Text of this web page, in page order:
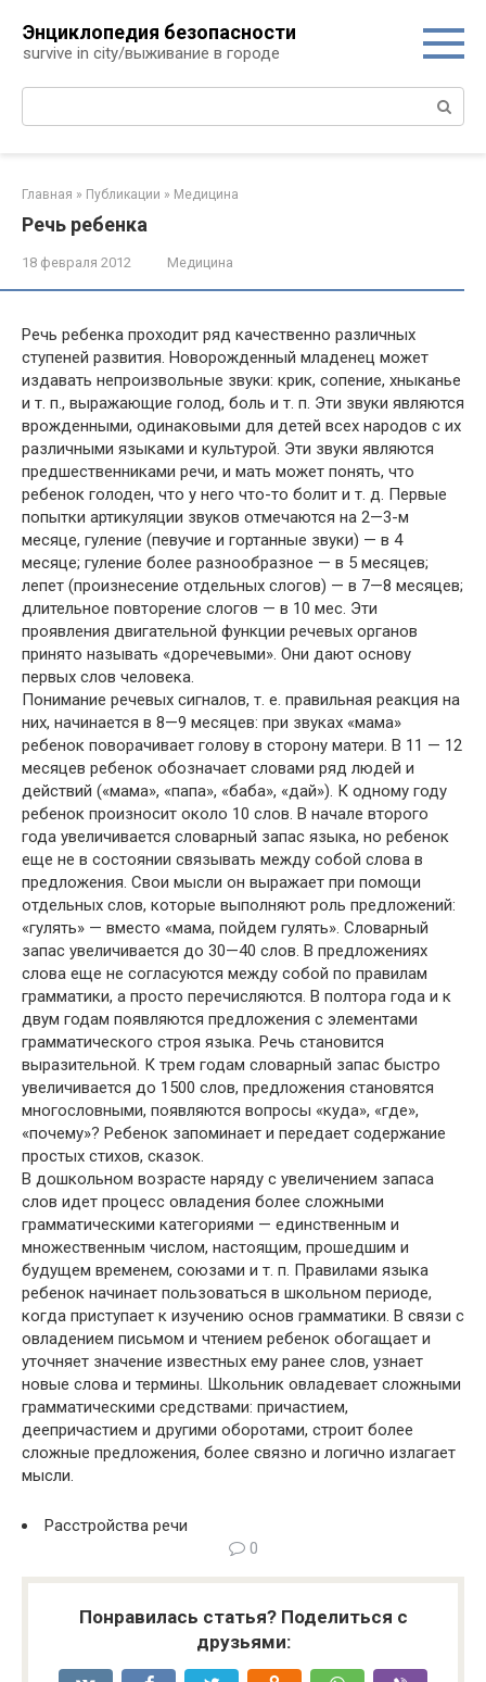
контенту
Энциклопедия безопасности
survive in city/выживание в городе
Поиск:
Главная » Публикации » Медицина
Речь ребенка
18 февраля 2012 Медицина
Речь ребенка проходит ряд качественно различных
ступеней развития. Новорожденный младенец может
издавать непроизвольные звуки: крик, сопение, хныканье
и т. п., выражающие голод, боль и т. п. Эти звуки являются
врожденными, одинаковыми для детей всех народов с их
различными языками и культурой. Эти звуки являются
предшественниками речи, и мать может понять, что
ребенок голоден, что у него что-то болит и т. д. Первые
попытки артикуляции звуков отмечаются на 2—3-м
месяце, гуление (певучие и гортанные звуки) — в 4
месяце; гуление более разнообразное — в 5 месяцев;
лепет (произнесение отдельных слогов) — в 7—8 месяцев;
длительное повторение слогов — в 10 мес. Эти
проявления двигательной функции речевых органов
принято называть «доречевыми». Они дают основу
первых слов человека.
Понимание речевых сигналов, т. е. правильная реакция на
них, начинается в 8—9 месяцев: при звуках «мама»
ребенок поворачивает голову в сторону матери. В 11 — 12
месяцев ребенок обозначает словами ряд людей и
действий («мама», «папа», «баба», «дай»). К одному году
ребенок произносит около 10 слов. В начале второго
года увеличивается словарный запас языка, но ребенок
еще не в состоянии связывать между собой слова в
предложения. Свои мысли он выражает при помощи
отдельных слов, которые выполняют роль предложений:
«гулять» — вместо «мама, пойдем гулять». Словарный
запас увеличивается до 30—40 слов. В предложениях
слова еще не согласуются между собой по правилам
грамматики, а просто перечисляются. В полтора года и к
двум годам появляются предложения с элементами
грамматического строя языка. Речь становится
выразительной. К трем годам словарный запас быстро
увеличивается до 1500 слов, предложения становятся
многословными, появляются вопросы «куда», «где»,
«почему»? Ребенок запоминает и передает содержание
простых стихов, сказок.
В дошкольном возрасте наряду с увеличением запаса
слов идет процесс овладения более сложными
грамматическими категориями — единственным и
множественным числом, настоящим, прошедшим и
будущем временем, союзами и т. п. Правилами языка
ребенок начинает пользоваться в школьном периоде,
когда приступает к изучению основ грамматики. В связи с
овладением письмом и чтением ребенок обогащает и
уточняет значение известных ему ранее слов, узнает
новые слова и термины. Школьник овладевает сложными
грамматическими средствами: причастием,
деепричастием и другими оборотами, строит более
сложные предложения, более связно и логично излагает
мысли.
Расстройства речи
0
Понравилась статья? Поделиться с
друзьями: